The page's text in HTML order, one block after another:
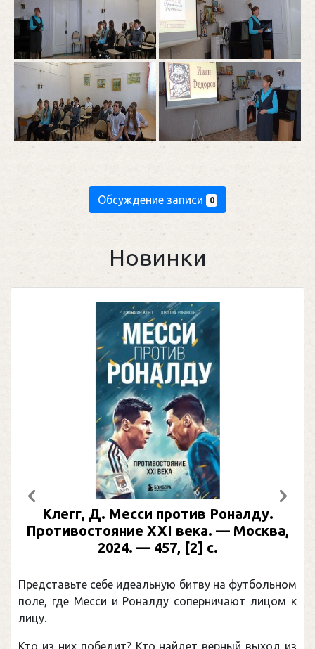
Обсуждение записи 0
Новинки
Клегг, Д. Месси против Роналду.
Противостояние XXI века. — Москва,
2024. — 457, [2] с.
Представьте себе идеальную битву на футбольном
поле, где Месси и Роналду соперничают лицом к
лицу.
Кто из них победит? Кто найдет верный выход из
Предыдущий